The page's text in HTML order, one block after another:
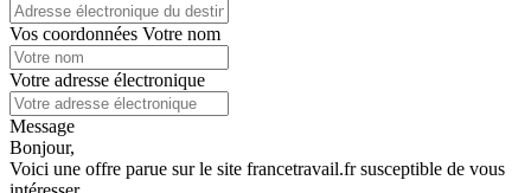
Vos coordonnées Votre nom
Votre adresse électronique
Message
Bonjour,
Voici une offre parue sur le site francetravail.fr susceptible de vous